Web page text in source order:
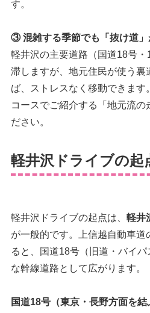
す。
③ 混雑する季節でも「抜け道」
軽井沢の主要道路（国道18号
滞しますが、地元住民が使う裏
ば、ストレスなく移動できます
コースでご紹介する「地元流の
ださい。
軽井沢ドライブの起
軽井沢ドライブの起点は、 軽井
が一般的です。上信越自動車道
ると、国道18号（旧道・バイ
な幹線道路として広がります。
国道18号（東京・長野方面を結